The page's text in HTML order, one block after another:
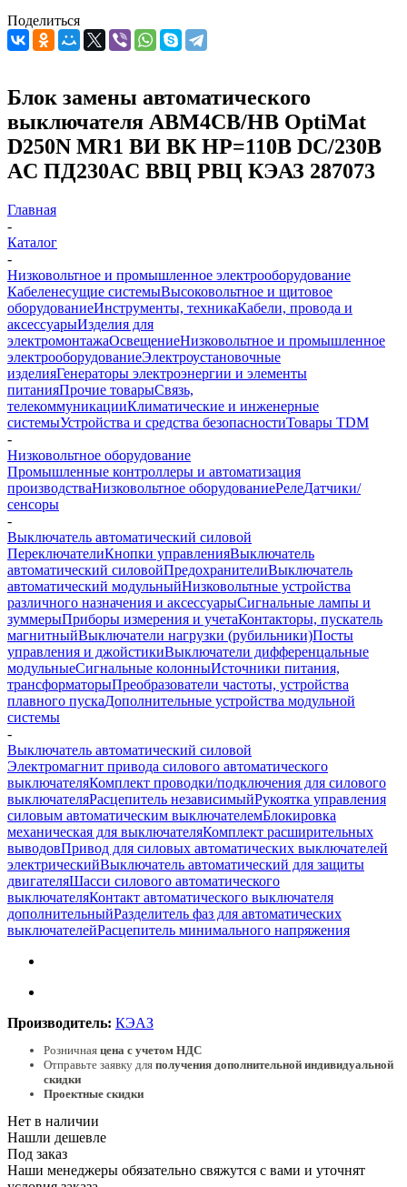
Поделиться
Блок замены автоматического
выключателя АВМ4СВ/НВ OptiMat
D250N MR1 ВИ ВК НР=110В DC/230В
AC ПД230AC ВВЦ РВЦ КЭАЗ 287073
Главная
-
Каталог
-
Низковольтное и промышленное электрооборудование
Кабеленесущие системыВысоковольтное и щитовое
оборудованиеИнструменты, техникаКабели, провода и
аксессуарыИзделия для
электромонтажаОсвещениеНизковольтное и промышленное
электрооборудованиеЭлектроустановочные
изделияГенераторы электроэнергии и элементы
питанияПрочие товарыСвязь,
телекоммуникацииКлиматические и инженерные
системыУстройства и средства безопасностиТовары TDM
-
Низковольтное оборудование
Промышленные контроллеры и автоматизация
производстваНизковольтное оборудованиеРелеДатчики/
сенсоры
-
Выключатель автоматический силовой
ПереключателиКнопки управленияВыключатель
автоматический силовойПредохранителиВыключатель
автоматический модульныйНизковольтные устройства
различного назначения и аксессуарыСигнальные лампы и
зуммерыПриборы измерения и учетаКонтакторы, пускатель
магнитныйВыключатели нагрузки (рубильники)Посты
управления и джойстикиВыключатели дифференцальные
модульныеСигнальные колонныИсточники питания,
трансформаторыПреобразователи частоты, устройства
плавного пускаДополнительные устройства модульной
системы
-
Выключатель автоматический силовой
Электромагнит привода силового автоматического
выключателяКомплект проводки/подключения для силового
выключателяРасцепитель независимыйРукоятка управления
силовым автоматическим выключателемБлокировка
механическая для выключателяКомплект расширительных
выводовПривод для силовых автоматических выключателей
электрическийВыключатель автоматический для защиты
двигателяШасси силового автоматического
выключателяКонтакт автоматического выключателя
дополнительныйРазделитель фаз для автоматических
выключателейРасцепитель минимального напряжения
Производитель: КЭАЗ
Розничная цена с учетом НДС
Отправьте заявку для получения дополнительной индивидуальной
скидки
Проектные скидки
Нет в наличии
Нашли дешевле
Под заказ
Наши менеджеры обязательно свяжутся с вами и уточнят